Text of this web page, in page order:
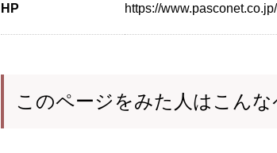
HP https://
このページをみた人はこん